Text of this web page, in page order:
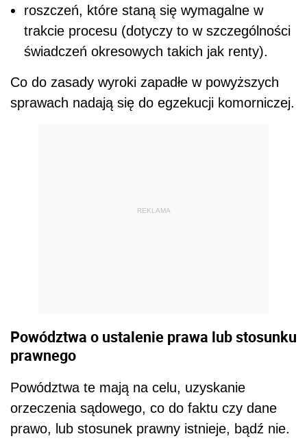
roszczeń, które staną się wymagalne w
trakcie procesu (dotyczy to w szczególności
świadczeń okresowych takich jak renty).
Co do zasady wyroki zapadłe w powyższych
sprawach nadają się do egzekucji komorniczej.
REKLAMA
Powództwa o ustalenie prawa lub stosunku
prawnego
Powództwa te mają na celu, uzyskanie
orzeczenia sądowego, co do faktu czy dane
prawo, lub stosunek prawny istnieje, bądź nie.